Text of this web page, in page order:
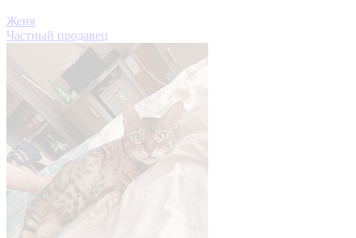
Женя
Частный продавец